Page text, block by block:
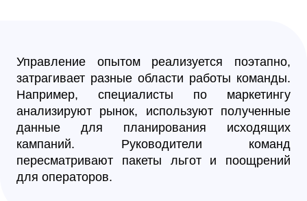
Управление опытом реализуется поэтапно,
затрагивает разные области работы команды.
Например, специалисты по маркетингу
анализируют рынок, используют полученные
данные для планирования исходящих
кампаний. Руководители команд
пересматривают пакеты льгот и поощрений
для операторов.